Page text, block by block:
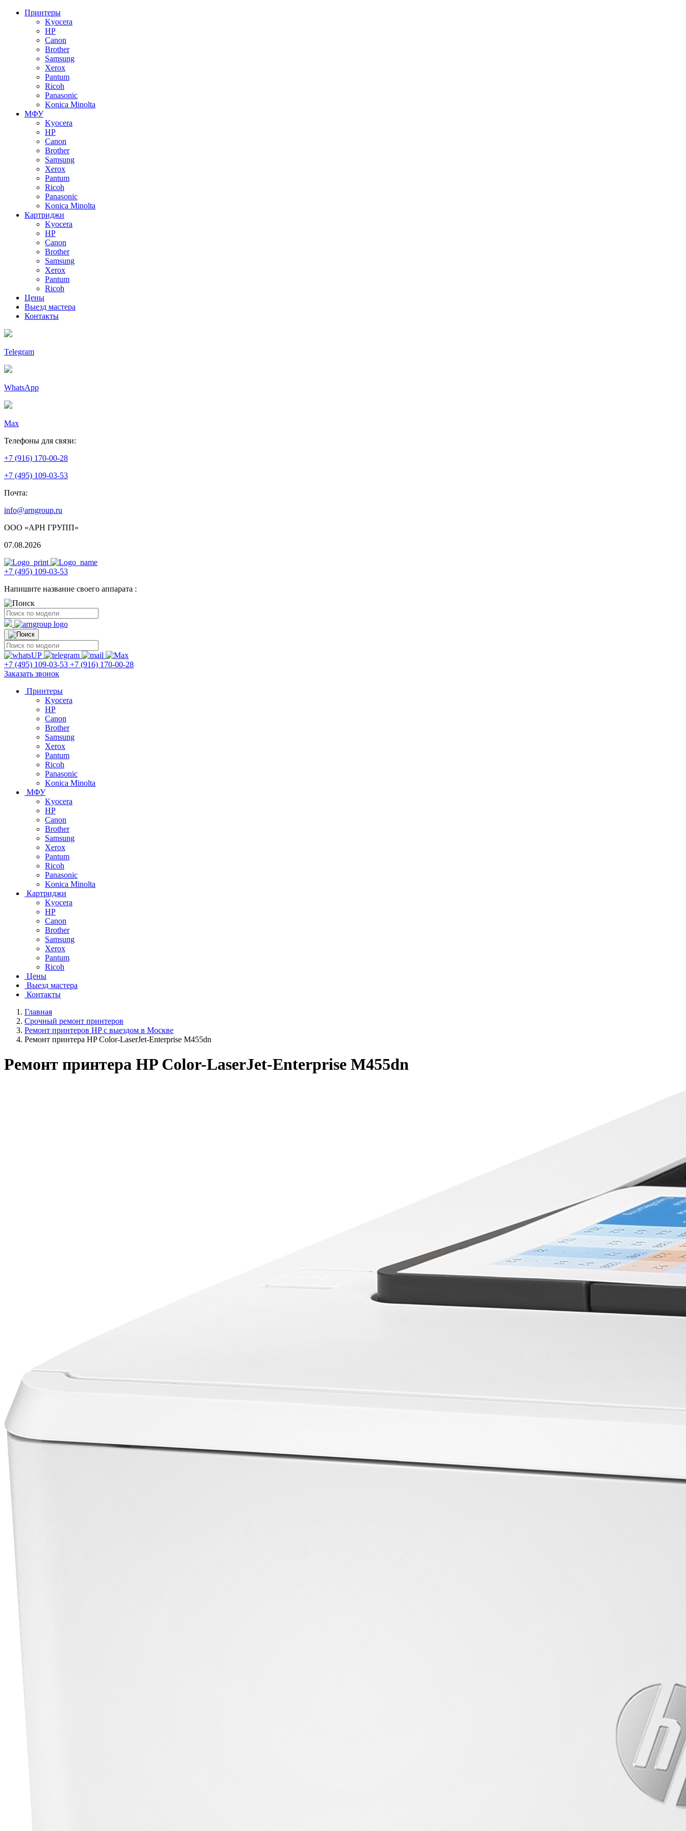
Принтеры
Kyocera
HP
Canon
Brother
Samsung
Xerox
Pantum
Ricoh
Panasonic
Konica Minolta
МФУ
Kyocera
HP
Canon
Brother
Samsung
Xerox
Pantum
Ricoh
Panasonic
Konica Minolta
Картриджи
Kyocera
HP
Canon
Brother
Samsung
Xerox
Pantum
Ricoh
Цены
Выезд мастера
Контакты
Telegram
WhatsApp
Max
Телефоны для связи:
+7 (916) 170-00-28
+7 (495) 109-03-53
Почта:
info@arngroup.ru
ООО «АРН ГРУПП»
07.08.2026
+7 (495) 109-03-53
Напишите название своего аппарата :
+7 (495) 109-03-53 +7 (916) 170-00-28
Заказать звонок
Принтеры
Kyocera
HP
Canon
Brother
Samsung
Xerox
Pantum
Ricoh
Panasonic
Konica Minolta
МФУ
Kyocera
HP
Canon
Brother
Samsung
Xerox
Pantum
Ricoh
Panasonic
Konica Minolta
Картриджи
Kyocera
HP
Canon
Brother
Samsung
Xerox
Pantum
Ricoh
Цены
Выезд мастера
Контакты
Главная
Срочный ремонт принтеров
Ремонт принтеров HP с выездом в Москве
Ремонт принтера HP Color-LaserJet-Enterprise M455dn
Ремонт принтера HP Color-LaserJet-Enterprise M455dn